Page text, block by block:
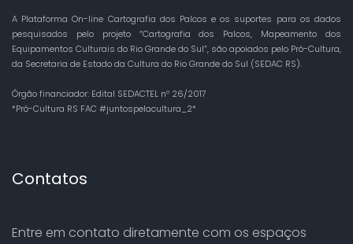
A Plataforma On-line Cartografia dos Palcos e os suportes para os dados
pesquisados pelo projeto “Cartografia dos Palcos, Mapeamento dos
Equipamentos Culturais do Rio Grande do Sul”, são apoiados pelo Pró-Cultura,
da Secretaria de Estado da Cultura do Rio Grande do Sul (SEDAC RS).
Órgão financiador: Edital SEDACTEL nº 26/2017
*Pró-Cultura RS FAC #juntospelacultura_2*
Contatos
Entre em contato diretamente com os espaços